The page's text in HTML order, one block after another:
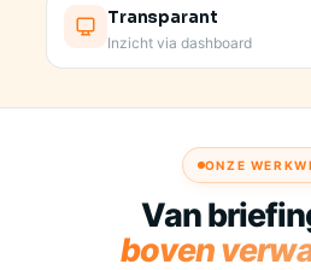
Transparant
Inzicht via dashboard
ONZE
Van
boven